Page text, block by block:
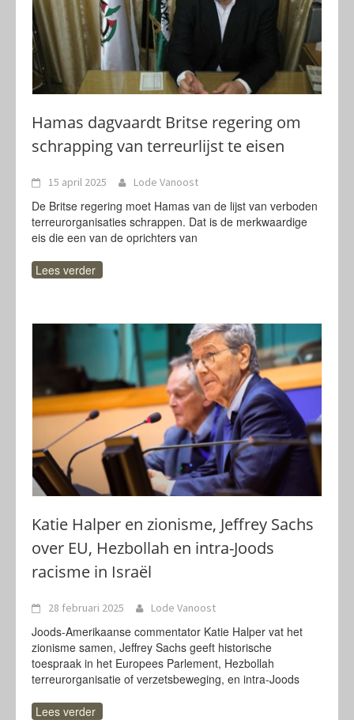
Hamas dagvaardt Britse regering om
schrapping van terreurlijst te eisen
15 april 2025 Lode Vanoost
De Britse regering moet Hamas van de lijst van verboden
terreurorganisaties schrappen. Dat is de merkwaardige
eis die een van de oprichters van
Lees verder
Katie Halper en zionisme, Jeffrey Sachs
over EU, Hezbollah en intra-Joods
racisme in Israël
28 februari 2025 Lode Vanoost
Joods-Amerikaanse commentator Katie Halper vat het
zionisme samen, Jeffrey Sachs geeft historische
toespraak in het Europees Parlement, Hezbollah
terreurorganisatie of verzetsbeweging, en intra-Joods
Lees verder